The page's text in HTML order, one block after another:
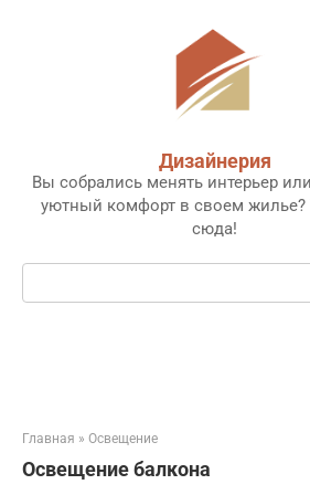
Дизайнерия
Вы собрались менять интерьер
уютный комфорт в своем жилье?
сюда!
Поиск:
Главная » Освещение
Освещение балкона